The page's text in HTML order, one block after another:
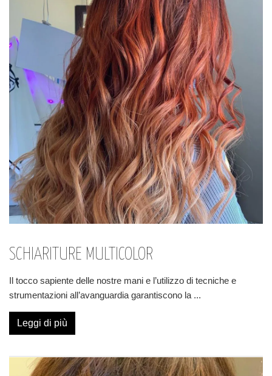
SCHIARITURE MULTICOLOR
Il tocco sapiente delle nostre mani e l’utilizzo di tecniche e
strumentazioni all’avanguardia garantiscono la ...
Leggi di più